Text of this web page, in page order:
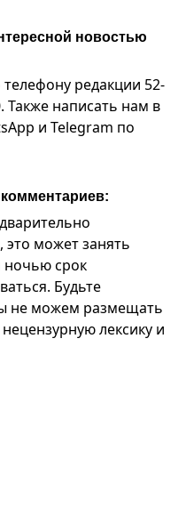
новостью
редакции 52-
Также написать нам в
и Telegram по
может занять
ночью срок
Будьте
не можем размещать
лексику и